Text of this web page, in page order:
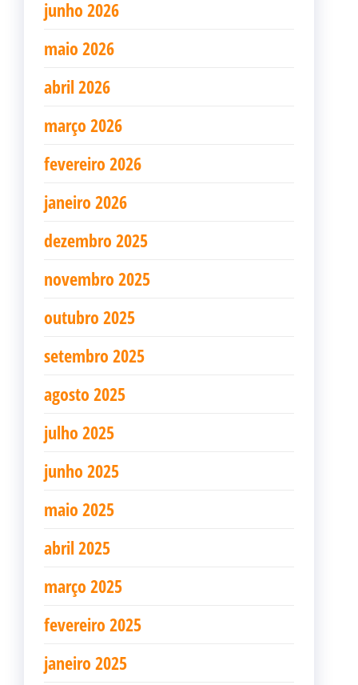
junho 2026
maio 2026
abril 2026
março 2026
fevereiro 2026
janeiro 2026
dezembro 2025
novembro 2025
outubro 2025
setembro 2025
agosto 2025
julho 2025
junho 2025
maio 2025
abril 2025
março 2025
fevereiro 2025
janeiro 2025